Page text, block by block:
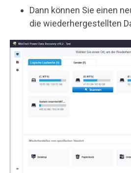
Dann können Sie einen
die wiederhergestellten